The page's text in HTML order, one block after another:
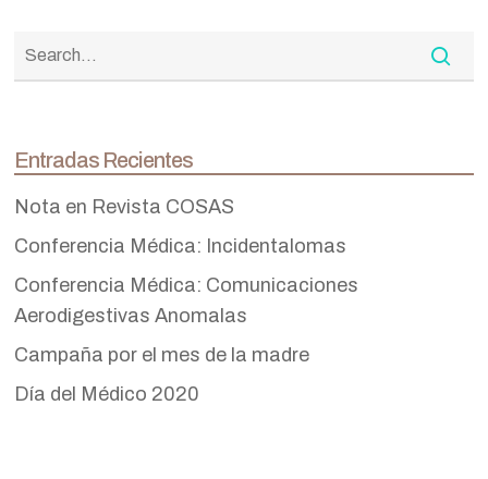
Entradas Recientes
Nota en Revista COSAS
Conferencia Médica: Incidentalomas
Conferencia Médica: Comunicaciones
Aerodigestivas Anomalas
Campaña por el mes de la madre
Día del Médico 2020